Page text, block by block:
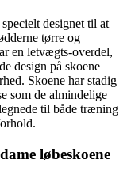
designet til at
tørre og
en letvægts-overdel,
design på skoene
Skoene har stadig
som de almindelige
til både træning
løbeskoene